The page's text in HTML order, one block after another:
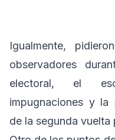
Igualmente,
observadores
electoral, el
impugnaciones y la
de la segunda vuelta